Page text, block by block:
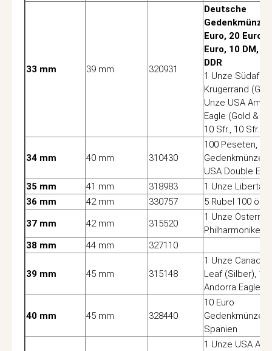
33 mm 39 mm 320931
Deutsche
Euro, 20 Euro,
Euro, 10 DM,
DDR
1 Unze
Krügerrand
Unze USA
Eagle (Gold &
10 Sfr., 10 Sfr.
34 mm 40 mm 310430
100 Peseten, 50
USA Double
35 mm
41 mm 318983
1 Unze Libertad
36 mm
42 mm 330757
5 Rubel 100 öS
37 mm
42 mm 315520
1 Unze
Philharmoniker
38 mm
44 mm 327110
39 mm 45 mm 315148
1 Unze Canada
Leaf (Silber), 1
Andorra Eagle
40 mm 45 mm 328440
10 Euro
Gedenkmünzen
Spanien
1 Unze USA